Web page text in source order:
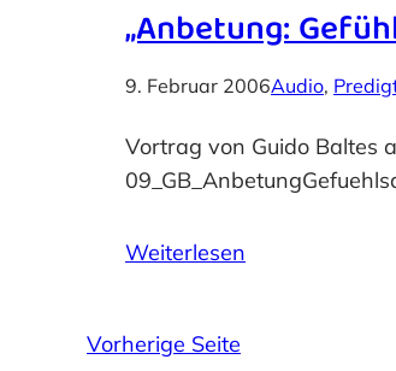
„Anbetung:
9. Februar 2006Audio,
Vortrag von Guido Baltes
Weiterlesen
Vorherige Seite